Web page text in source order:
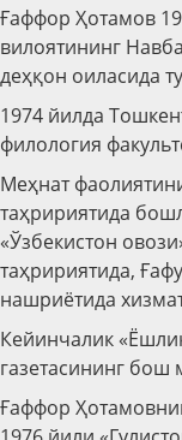
Ғаффор Ҳотамов
вилоятининг
деҳқон оиласида
1974 йилда
филология
Меҳнат
таҳририятида
«Ўзбекистон
таҳририятида,
нашриётида
Кейинчалик
газетасининг
Ғаффор